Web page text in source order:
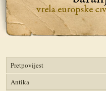
Pretpovijest
Antika